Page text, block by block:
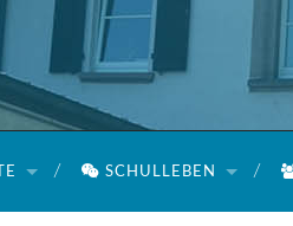
SCHULLEBEN